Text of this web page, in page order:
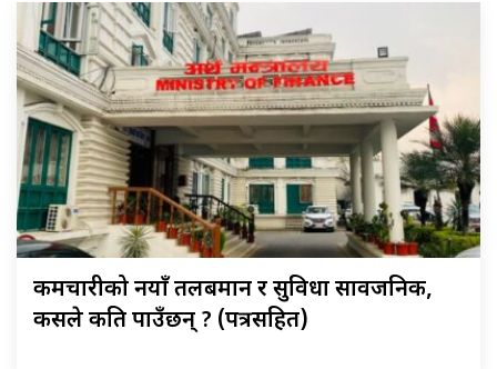
कर्मचारीको नयाँ तलबमान र सुविधा सार्वजनिक,
कसले कति पाउँछन् ? (पत्रसहित)